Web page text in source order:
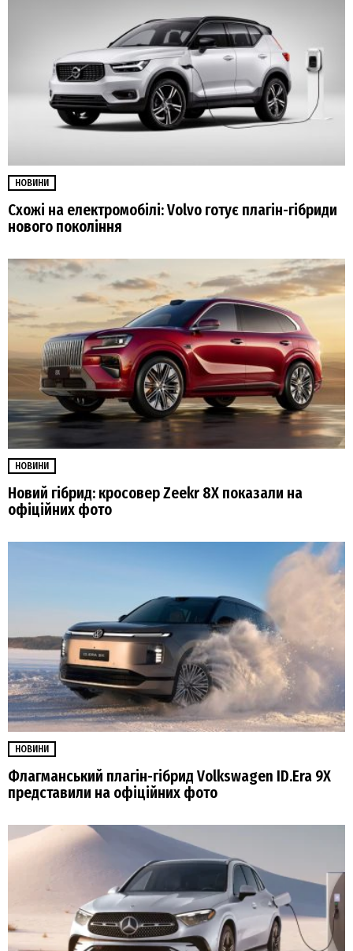
НОВИНИ
Схожі на електромобілі: Volvo готує плагін-гібриди
нового покоління
НОВИНИ
Новий гібрид: кросовер Zeekr 8X показали на
офіційних фото
НОВИНИ
Флагманський плагін-гібрид Volkswagen ID.Era 9X
представили на офіційних фото